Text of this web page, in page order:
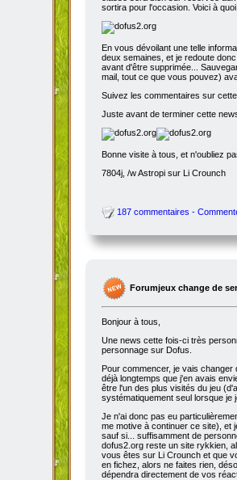
sortira pour l'occasion. Voici à
En vous dévoilant une telle
deux semaines, et je redoute
avant d'être supprimée...
mail, tout ce que vous pouvez)
Suivez les commentaires sur
Juste avant de terminer cette
Bonne visite à tous, et n'oubliez
7804j, /w Astropi sur Li Crounch
187 commentaires -
Forumjeux change de
Bonjour à tous,
Une news cette fois-ci très
personnage sur Dofus.
Pour commencer, je vais
déjà longtemps que j'en avais
être l'un des plus visités du jeu
systématiquement seul lorsque je
Je n'ai donc pas eu
me motive à continuer ce site), et
sauf si... suffisamment de
dofus2.org reste un site rykkien,
vous êtes sur Li Crounch et que
en fichez, alors ne faites rien,
dépendra directement de vos